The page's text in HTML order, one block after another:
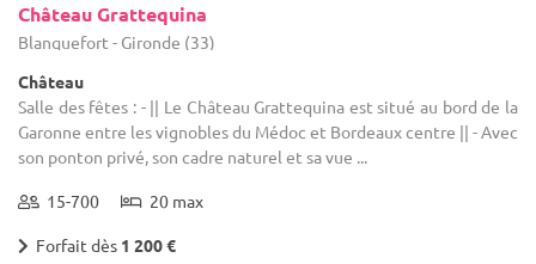
Château Grattequina
Blanquefort - Gironde (33)
Château
Salle des fêtes : - || Le Château Grattequina est situé au bord de la
Garonne entre les vignobles du Médoc et Bordeaux centre || - Avec
son ponton privé, son cadre naturel et sa vue ...
15-700 20 max
Forfait dès 1 200 €